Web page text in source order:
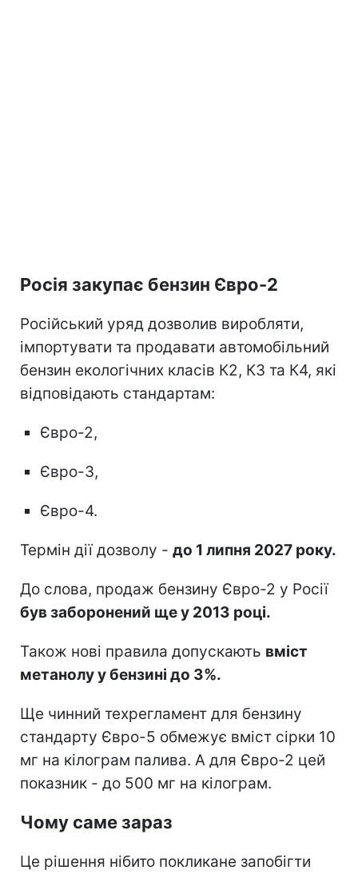
Росія закупає бензин Євро-2
Російський уряд дозволив виробляти,
імпортувати та продавати автомобільний
бензин екологічних класів К2, К3 та К4, які
відповідають стандартам:
Євро-2,
Євро-3,
Євро-4.
Термін дії дозволу - до 1 липня 2027 року.
До слова, продаж бензину Євро-2 у Росії
був заборонений ще у 2013 році.
Також нові правила допускають вміст
метанолу у бензині до 3%.
Ще чинний техрегламент для бензину
стандарту Євро-5 обмежує вміст сірки 10
мг на кілограм палива. А для Євро-2 цей
показник - до 500 мг на кілограм.
Чому саме зараз
Це рішення нібито покликане запобігти